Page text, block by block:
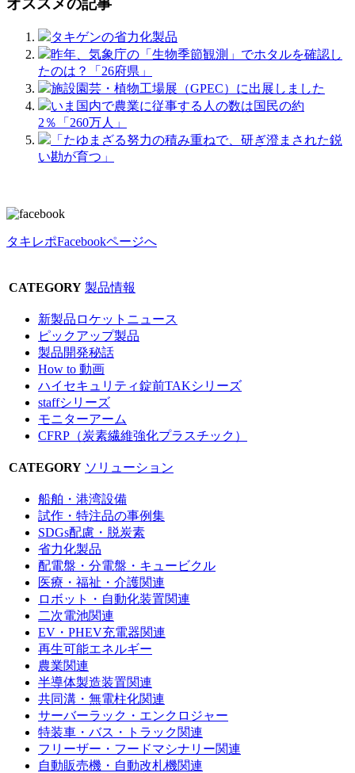
オススメの記事
タキゲンの省力化製品
昨年、気象庁の「生物季節観測」でホタルを確認し
たのは？「26府県」
施設園芸・植物工場展（GPEC）に出展しました
いま国内で農業に従事する人の数は国民の約
2％「260万人」
「たゆまざる努力の積み重ねで、研ぎ澄まされた鋭
い勘が育つ」
タキレポFacebookページへ
CATEGORY 製品情報
新製品ロケットニュース
ピックアップ製品
製品開発秘話
How to 動画
ハイセキュリティ錠前TAKシリーズ
staffシリーズ
モニターアーム
CFRP（炭素繊維強化プラスチック）
CATEGORY ソリューション
船舶・港湾設備
試作・特注品の事例集
SDGs配慮・脱炭素
省力化製品
配電盤・分電盤・キュービクル
医療・福祉・介護関連
ロボット・自動化装置関連
二次電池関連
EV・PHEV充電器関連
再生可能エネルギー
農業関連
半導体製造装置関連
共同溝・無電柱化関連
サーバーラック・エンクロジャー
特装車・バス・トラック関連
フリーザー・フードマシナリー関連
自動販売機・自動改札機関連